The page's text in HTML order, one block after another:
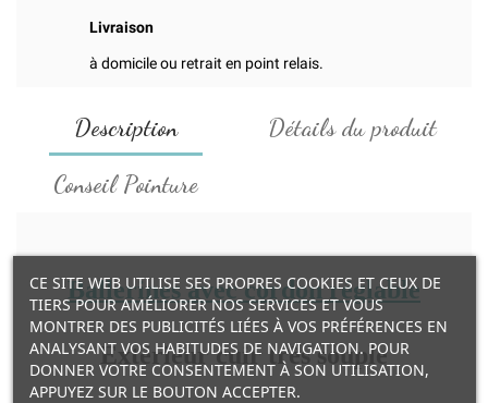
Livraison
à domicile ou retrait en point relais.
Description Détails du produit
Conseil Pointure
Ballerines avec cordon réglable
Extérieur cuir très souple
CE SITE WEB UTILISE SES PROPRES COOKIES ET CEUX DE
TIERS POUR AMÉLIORER NOS SERVICES ET VOUS
MONTRER DES PUBLICITÉS LIÉES À VOS PRÉFÉRENCES EN
ANALYSANT VOS HABITUDES DE NAVIGATION. POUR
DONNER VOTRE CONSENTEMENT À SON UTILISATION,
APPUYEZ SUR LE BOUTON ACCEPTER.